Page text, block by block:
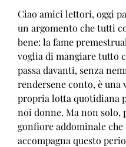
Ciao amici lettori, oggi
un argomento che tutti
bene: la fame
voglia di mangiare tutto
passa davanti, senza
rendersene conto, è una
propria lotta quotidiana
noi donne. Ma non solo,
gonfiore addominale che
accompagna questo